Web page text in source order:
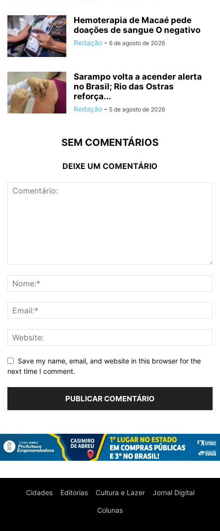
Hemoterapia de Macaé pede
doações de sangue O negativo
Redação - 6 de agosto de 2026
Sarampo volta a acender alerta
no Brasil; Rio das Ostras
reforça...
Redação - 5 de agosto de 2026
SEM COMENTÁRIOS
DEIXE UM COMENTÁRIO
Save my name, email, and website in this browser for the
next time I comment.
Cidades Editorias Cultura e Lazer Jornal Digital
Colunas